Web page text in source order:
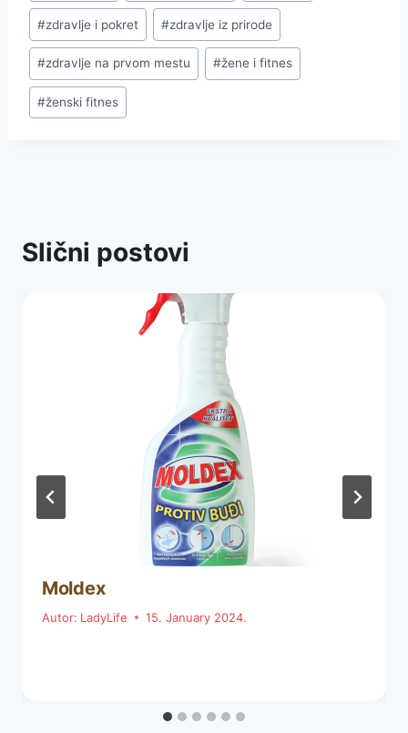
#zdravlje i pokret #zdravlje iz prirode
#zdravlje na prvom mestu #žene i fitnes
#ženski fitnes
Slični postovi
Moldex
Autor: LadyLife 15. January 2024.